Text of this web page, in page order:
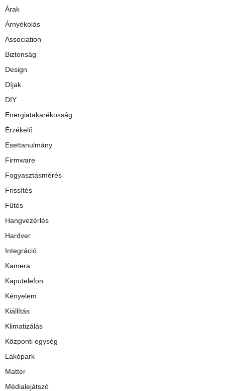
Árak
Árnyékolás
Association
Biztonság
Design
Díjak
DIY
Energiatakarékosság
Érzékelő
Esettanulmány
Firmware
Fogyasztásmérés
Frissítés
Fűtés
Hangvezérlés
Hardver
Integráció
Kamera
Kaputelefon
Kényelem
Kiállítás
Klimatizálás
Központi egység
Lakópark
Matter
Médialejátszó